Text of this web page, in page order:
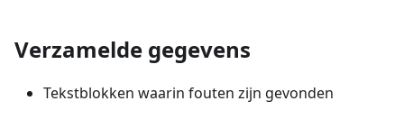
Verzamelde gegevens
Tekstblokken waarin fouten zijn gevonden